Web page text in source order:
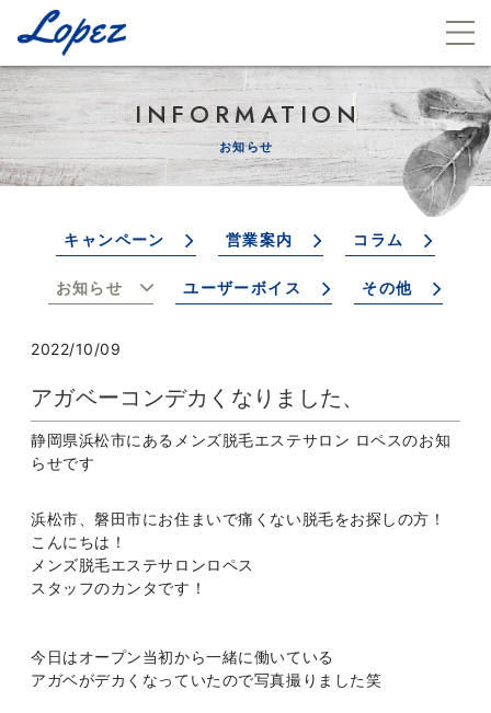
INFORMATION
お知らせ
キャンペーン 営業案内 コラム
お知らせ ユーザーボイス その他
2022/10/09
アガベーコンデカくなりました、
静岡県浜松市にあるメンズ脱毛エステサロン ロペスのお知
らせです
浜松市、磐田市にお住まいで痛くない脱毛をお探しの方！
こんにちは！
メンズ脱毛エステサロンロペス
スタッフのカンタです！
今日はオープン当初から一緒に働いている
アガベがデカくなっていたので写真撮りました笑